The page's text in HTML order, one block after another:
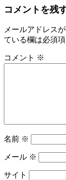
コメントを残
メールアドレス
ている欄は必須
コメント ※
名前 ※
メール ※
サイト